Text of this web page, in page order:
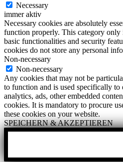
Necessary
immer aktiv
Necessary cookies are absolutely
function properly. This category only
basic functionalities and security
cookies do not store any personal
Non-necessary
Non-necessary
Any cookies that may not be
to function and is used specifically to
analytics, ads, other embedded
cookies. It is mandatory to procure
these cookies on your website.
SPEICHERN & AKZEPTIEREN